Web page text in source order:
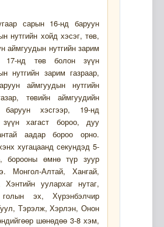
сарын 16-нд баруун
нутгийн хойд хэсэг, төв,
аймгуудын нутгийн зарим
17-нд төв болон зүүн
нутгийн зарим газраар,
аймгуудын нутгийн
төвийн аймгуудийн
баруун хэсгээр, 19-нд
зүүн хагаст бороо, дуу
аадар бороо орно.
хугацаанд секундэд 5-
борооны өмнө түр зуур
Монгол-Алтай, Хангай,
Хэнтийн уулархаг нутаг,
эх, Хүрэнбэлчир
Тэрэлж, Хэрлэн, Онон
шөнөдөө 3-8 хэм,